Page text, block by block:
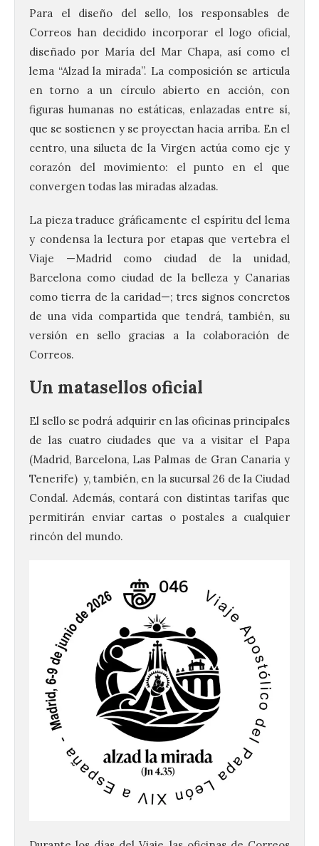
Para el diseño del sello, los responsables de
Correos han decidido incorporar el logo oficial,
diseñado por María del Mar Chapa, así como el
lema “Alzad la mirada”. La composición se articula
en torno a un círculo abierto en acción, con
figuras humanas no estáticas, enlazadas entre sí,
que se sostienen y se proyectan hacia arriba. En el
centro, una silueta de la Virgen actúa como eje y
corazón del movimiento: el punto en el que
convergen todas las miradas alzadas.
La pieza traduce gráficamente el espíritu del lema
y condensa la lectura por etapas que vertebra el
Viaje —Madrid como ciudad de la unidad,
Barcelona como ciudad de la belleza y Canarias
como tierra de la caridad—; tres signos concretos
de una vida compartida que tendrá, también, su
versión en sello gracias a la colaboración de
Correos.
Un matasellos oficial
El sello se podrá adquirir en las oficinas principales
de las cuatro ciudades que va a visitar el Papa
(Madrid, Barcelona, Las Palmas de Gran Canaria y
Tenerife) y, también, en la sucursal 26 de la Ciudad
Condal. Además, contará con distintas tarifas que
permitirán enviar cartas o postales a cualquier
rincón del mundo.